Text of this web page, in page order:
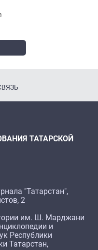
ТАТАРСКОЙ
"Татарстан",
2
им. Ш. Марджани
и
Республики
Татарстан,